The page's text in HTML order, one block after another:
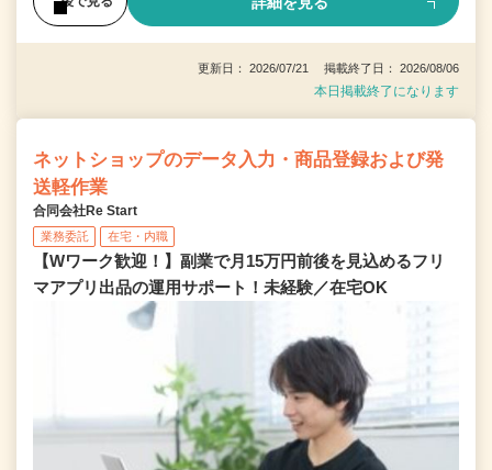
更新日： 2026/07/21 掲載終了日： 2026/08/06
本日掲載終了になります
ネットショップのデータ入力・商品登録および発
送軽作業
合同会社Re Start
業務委託 在宅・内職
【Wワーク歓迎！】副業で月15万円前後を見込めるフリ
マアプリ出品の運用サポート！未経験／在宅OK